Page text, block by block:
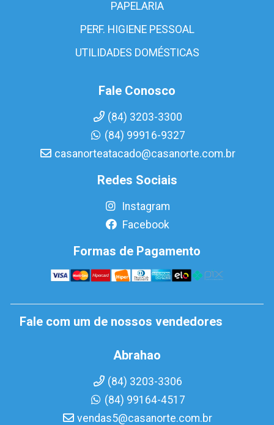
PAPELARIA
PERF. HIGIENE PESSOAL
UTILIDADES DOMÉSTICAS
Fale Conosco
(84) 3203-3300
(84) 99916-9327
casanorteatacado@casanorte.com.br
Redes Sociais
Instagram
Facebook
Formas de Pagamento
Fale com um de nossos vendedores
Abrahao
(84) 3203-3306
(84) 99164-4517
vendas5@casanorte.com.br